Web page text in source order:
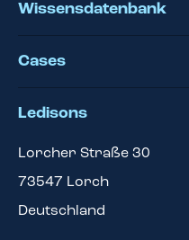
Wissensdatenbank
Cases
Ledisons
Lorcher Straße 30
73547 Lorch
Deutschland